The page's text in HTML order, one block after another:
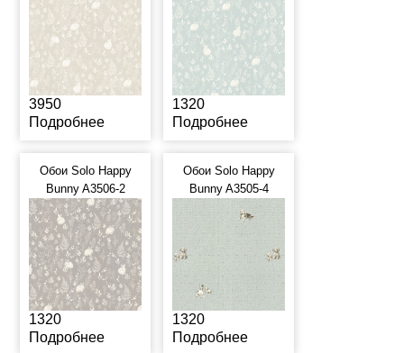
3950
Подробнее
1320
Подробнее
Обои Solo Happy
Bunny A3506-2
1320
Подробнее
Обои Solo Happy
Bunny A3505-4
1320
Подробнее